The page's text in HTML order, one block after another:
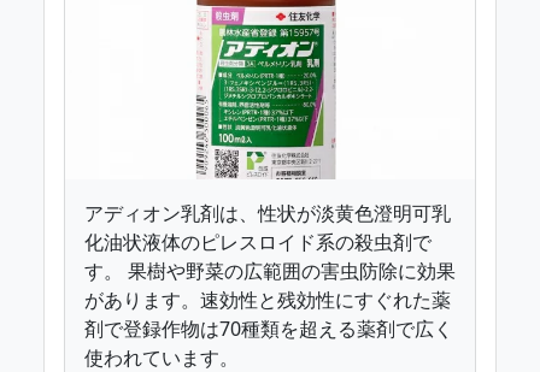
アディオン乳剤は、性状が淡黄色澄明可乳
化油状液体のピレスロイド系の殺虫剤で
す。 果樹や野菜の広範囲の害虫防除に効果
があります。速効性と残効性にすぐれた薬
剤で登録作物は70種類を超える薬剤で広く
使われています。